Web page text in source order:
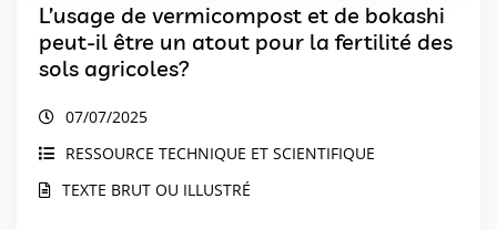
L’usage de vermicompost et de bokashi
peut-il être un atout pour la fertilité des
sols agricoles?
07/07/2025
RESSOURCE TECHNIQUE ET SCIENTIFIQUE
TEXTE BRUT OU ILLUSTRÉ